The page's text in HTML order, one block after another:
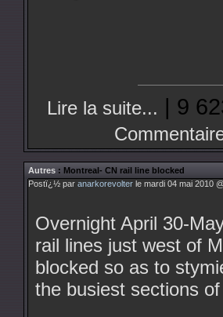
Lire la suite... | 9
Autres : Montreal- CN rail line blocked
Postï¿½ par anarkorevolter le mardi 04 mai 2010
Overnight April 30-
rail lines just west of
blocked so as to
the busiest sections